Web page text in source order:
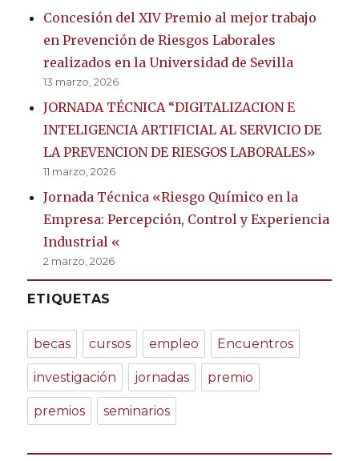
Concesión del XIV Premio al mejor trabajo
en Prevención de Riesgos Laborales
realizados en la Universidad de Sevilla
13 marzo, 2026
JORNADA TÉCNICA “DIGITALIZACION E
INTELIGENCIA ARTIFICIAL AL SERVICIO DE
LA PREVENCION DE RIESGOS LABORALES»
11 marzo, 2026
Jornada Técnica «Riesgo Químico en la
Empresa: Percepción, Control y Experiencia
Industrial «
2 marzo, 2026
ETIQUETAS
becas cursos empleo Encuentros
investigación jornadas premio
premios seminarios